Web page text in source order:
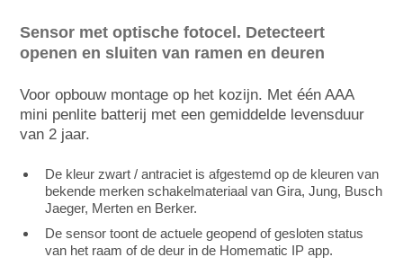
Sensor met optische fotocel. Detecteert
openen en sluiten van ramen en deuren
Voor opbouw montage op het kozijn. Met één AAA
mini penlite batterij met een gemiddelde levensduur
van 2 jaar.
De kleur zwart / antraciet is afgestemd op de kleuren van
bekende merken schakelmateriaal van Gira, Jung, Busch
Jaeger, Merten en Berker.
De sensor toont de actuele geopend of gesloten status
van het raam of de deur in de Homematic IP app.